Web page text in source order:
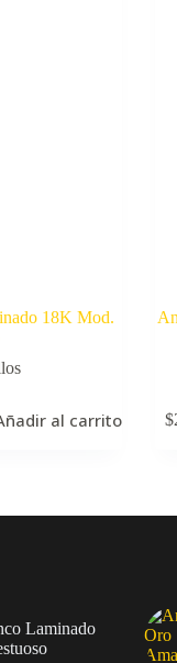
18K Mod.
al carrito $
Laminado